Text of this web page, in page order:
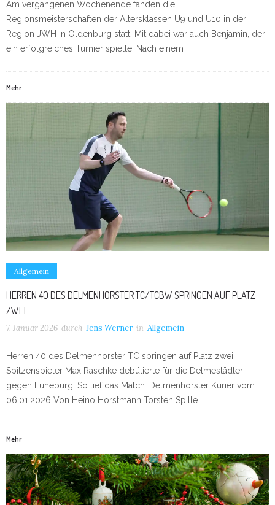
Am vergangenen Wochenende fanden die
Regionsmeisterschaften der Altersklassen U9 und U10 in der
Region JWH in Oldenburg statt. Mit dabei war auch Benjamin, der
ein erfolgreiches Turnier spielte. Nach einem
Mehr
Allgemein
HERREN 40 DES DELMENHORSTER TC/TCBW SPRINGEN AUF PLATZ
ZWEI
7. Januar 2026 durch Jens Werner in Allgemein
Herren 40 des Delmenhorster TC springen auf Platz zwei
Spitzenspieler Max Raschke debütierte für die Delmestädter
gegen Lüneburg. So lief das Match. Delmenhorster Kurier vom
06.01.2026 Von Heino Horstmann Torsten Spille
Mehr